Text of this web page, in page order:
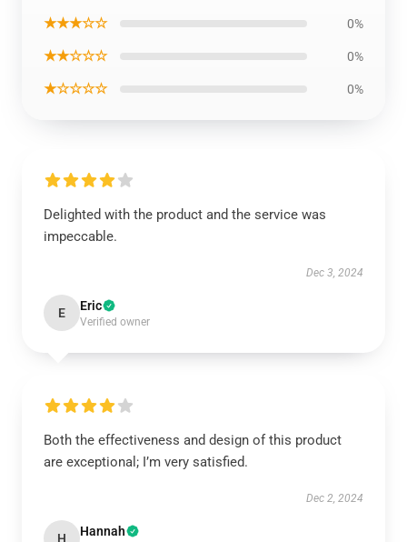
★★★☆☆ 0%
★★☆☆☆ 0%
★☆☆☆☆ 0%
Delighted with the product and the service was
impeccable.
Dec 3, 2024
E Eric
Verified owner
Both the effectiveness and design of this product
are exceptional; I’m very satisfied.
Dec 2, 2024
H Hannah